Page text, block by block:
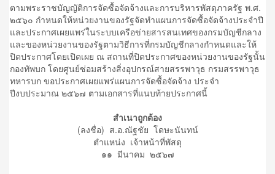
ตามพระราชบัญญัติการจัดซื้อจัดจ้างและการบริหารพัสดุภาครัฐ พ.ศ.
๒๕๖๐ กำหนดให้หน่วยงานของรัฐจัดทำแผนการจัดซื้อจัดจ้างประจำปี
และประกาศเผยแพร่ในระบบเครือข่ายสารสนเทศของกรมบัญชีกลาง
และของหน่วยงานของรัฐตามวิธีการที่กรมบัญชีกลางกำหนดและให้
ปิดประกาศโดยเปิดเผย ณ สถานที่ปิดประกาศของหน่วยงานของรัฐนั้น
กองทัพบก โดยศูนย์ซ่อมสร้างสิ่งอุปกรณ์สายสรรพาวุธ กรมสรรพาวุธ
ทหารบก ขอประกาศเผยแพร่แผนการจัดซื้อจัดจ้าง ประจำ
ปีงบประมาณ ๒๕๖๗ ตามเอกสารที่แนบท้ายประกาศนี้
สำเนาถูกต้อง
(ลงชื่อ) ส.อ.ณัฐชัย โดษะนันทน์
ตำแหน่ง เจ้าหน้าที่พัสดุ
๑๑ มีนาคม ๒๕๖๗